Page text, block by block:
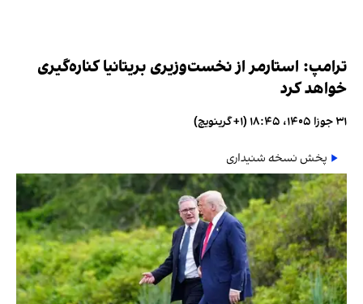
ترامپ: استارمر از نخست‌وزیری بریتانیا کناره‌گیری
خواهد کرد
۳۱ جوزا ۱۴۰۵، ۱۸:۴۵ (‎+۱ گرینویچ)
پخش نسخه شنیداری